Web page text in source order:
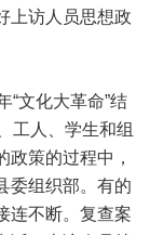
上访人员思想政
“文化大革命”结
工人、学生和组
政策的过程中，
委组织部。有的
连不断。复查案